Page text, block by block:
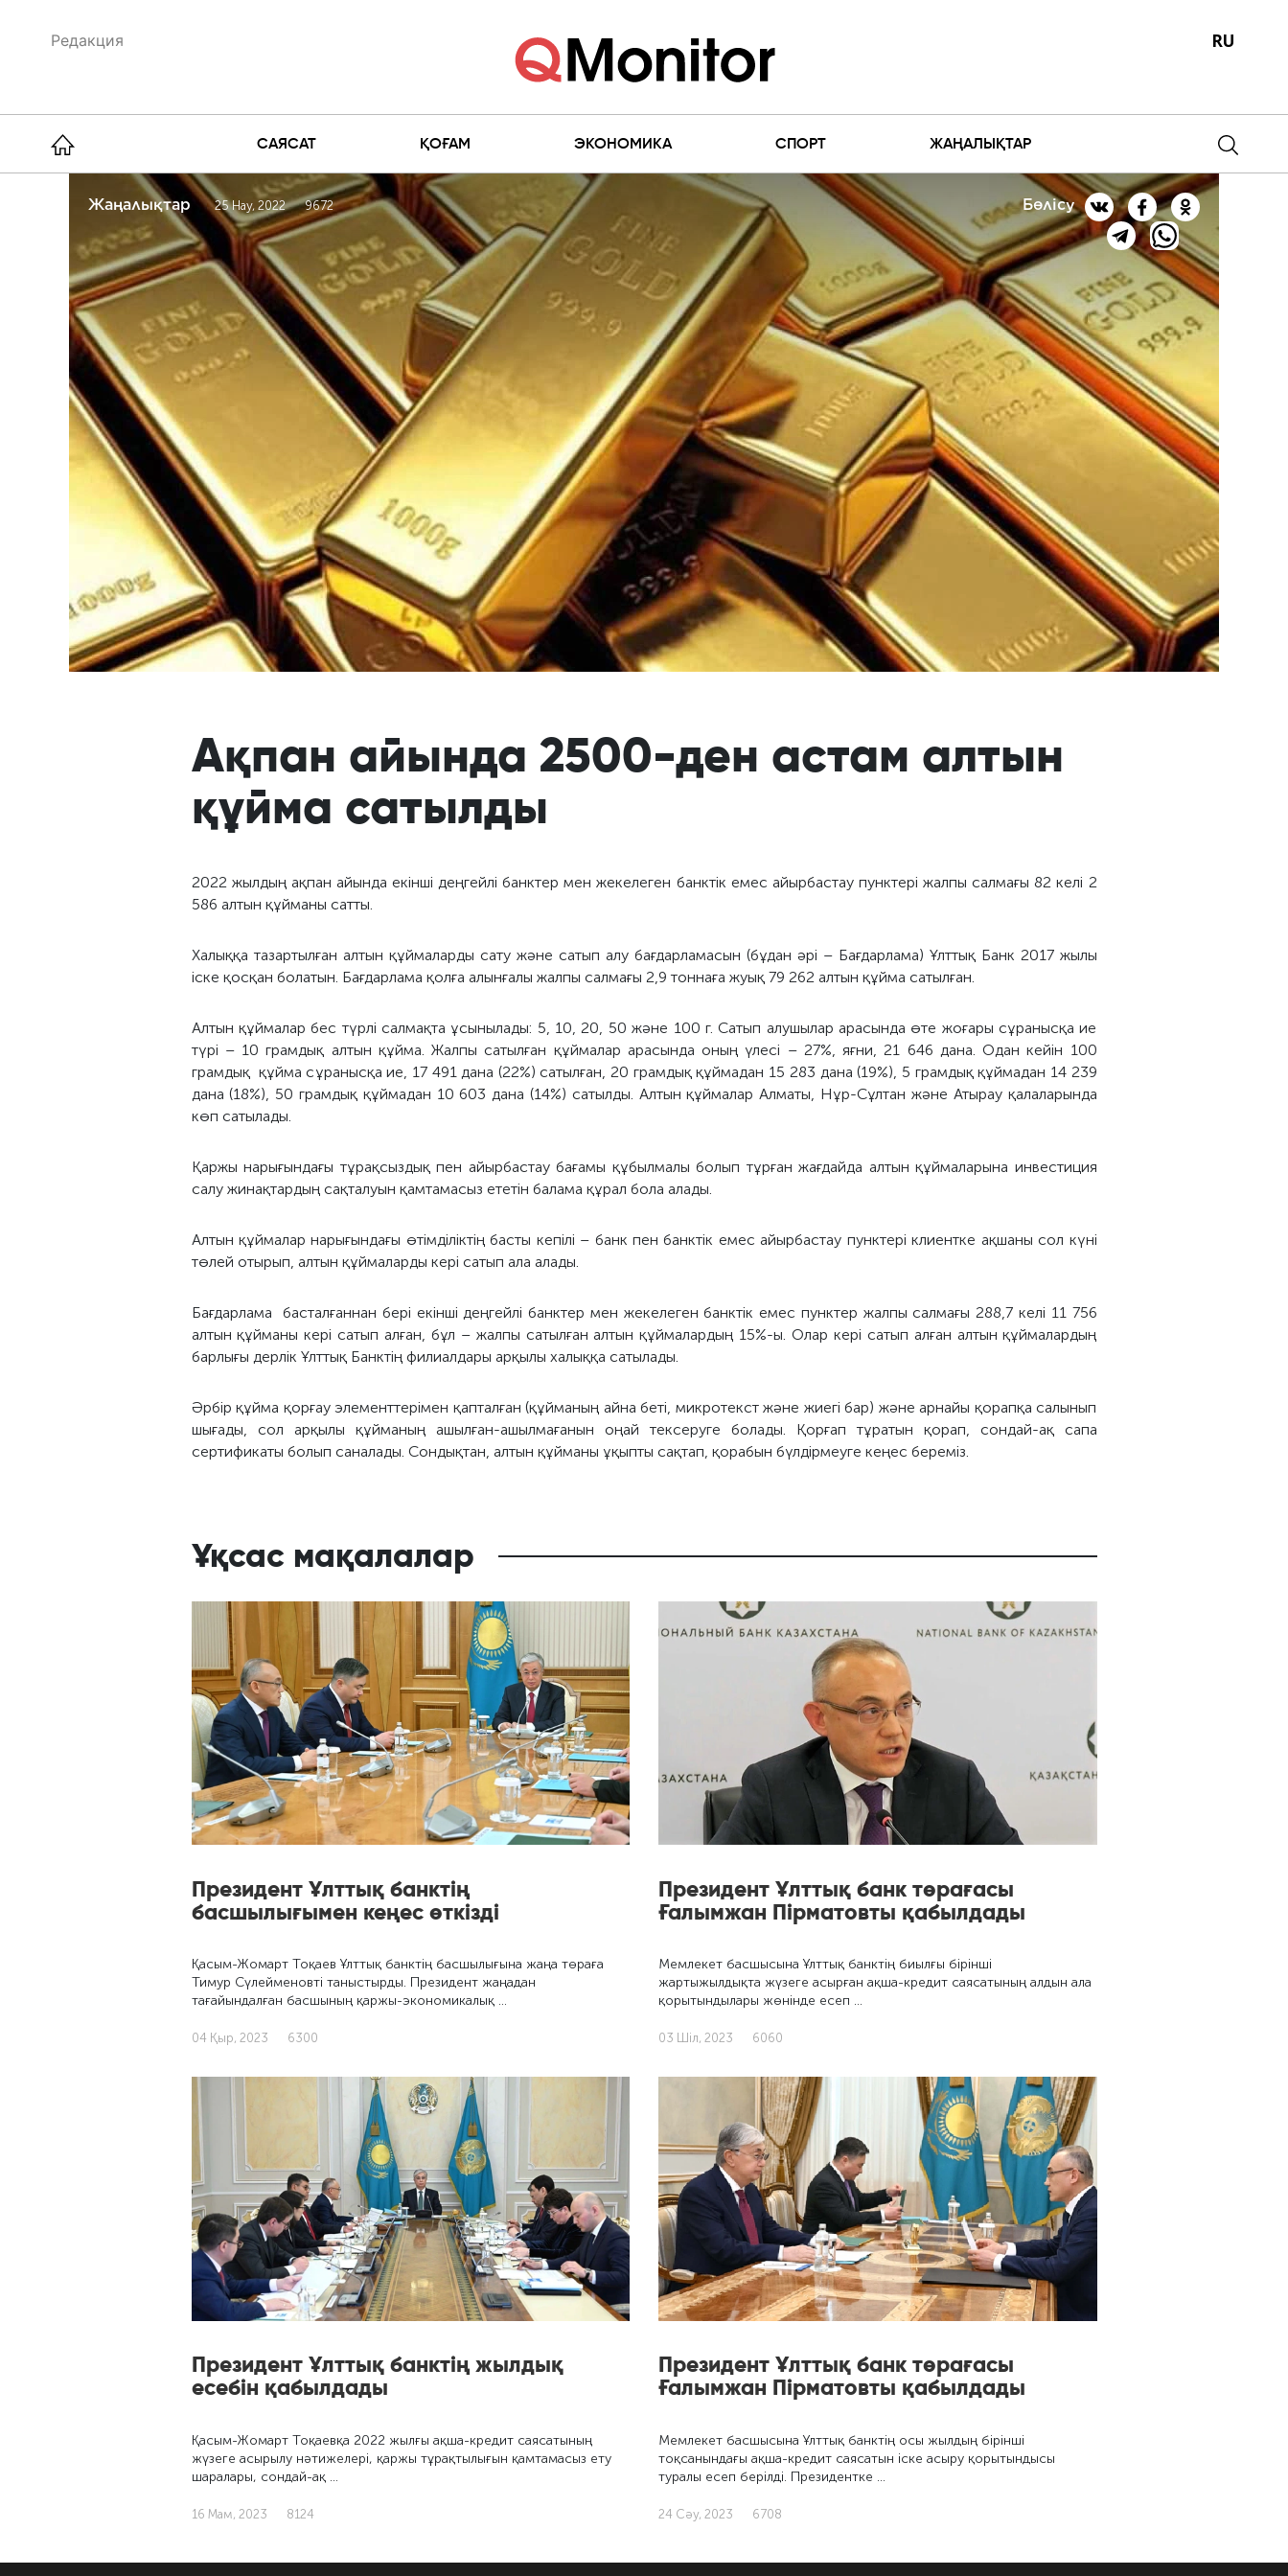
Редакция RU
САЯСАТ ҚОҒАМ ЭКОНОМИКА СПОРТ ЖАҢАЛЫҚТАР
Жаңалықтар 25 Нау, 2022 9672 Бөлісу
Ақпан айында 2500-ден астам алтын
құйма сатылды
2022 жылдың ақпан айында екінші деңгейлі банктер мен жекелеген банктік емес айырбастау пунктері жалпы салмағы 82 келі 2
586 алтын құйманы сатты.
Халыққа тазартылған алтын құймаларды сату және сатып алу бағдарламасын (бұдан әрі – Бағдарлама) Ұлттық Банк 2017 жылы
іске қосқан болатын. Бағдарлама қолға алынғалы жалпы салмағы 2,9 тоннаға жуық 79 262 алтын құйма сатылған.
Алтын құймалар бес түрлі салмақта ұсынылады: 5, 10, 20, 50 және 100 г. Сатып алушылар арасында өте жоғары сұранысқа ие
түрі – 10 грамдық алтын құйма. Жалпы сатылған құймалар арасында оның үлесі – 27%, яғни, 21 646 дана. Одан кейін 100
грамдық құйма сұранысқа ие, 17 491 дана (22%) сатылған, 20 грамдық құймадан 15 283 дана (19%), 5 грамдық құймадан 14 239
дана (18%), 50 грамдық құймадан 10 603 дана (14%) сатылды. Алтын құймалар Алматы, Нұр-Сұлтан және Атырау қалаларында
көп сатылады.
Қаржы нарығындағы тұрақсыздық пен айырбастау бағамы құбылмалы болып тұрған жағдайда алтын құймаларына инвестиция
салу жинақтардың сақталуын қамтамасыз ететін балама құрал бола алады.
Алтын құймалар нарығындағы өтімділіктің басты кепілі – банк пен банктік емес айырбастау пунктері клиентке ақшаны сол күні
төлей отырып, алтын құймаларды кері сатып ала алады.
Бағдарлама басталғаннан бері екінші деңгейлі банктер мен жекелеген банктік емес пунктер жалпы салмағы 288,7 келі 11 756
алтын құйманы кері сатып алған, бұл – жалпы сатылған алтын құймалардың 15%-ы. Олар кері сатып алған алтын құймалардың
барлығы дерлік Ұлттық Банктің филиалдары арқылы халыққа сатылады.
Әрбір құйма қорғау элементтерімен қапталған (құйманың айна беті, микротекст және жиегі бар) және арнайы қорапқа салынып
шығады, сол арқылы құйманың ашылған-ашылмағанын оңай тексеруге болады. Қорғап тұратын қорап, сондай-ақ сапа
сертификаты болып саналады. Сондықтан, алтын құйманы ұқыпты сақтап, қорабын бүлдірмеуге кеңес береміз.
Ұқсас мақалалар
Президент Ұлттық банктің
басшылығымен кеңес өткізді
Қасым-Жомарт Тоқаев Ұлттық банктің басшылығына жаңа төраға
Тимур Сүлейменовті таныстырды. Президент жаңадан
тағайындалған басшының қаржы-экономикалық …
04 Қыр, 2023 6300
Президент Ұлттық банк төрағасы
Ғалымжан Пірматовты қабылдады
Мемлекет басшысына Ұлттық банктің биылғы бірінші
жартыжылдықта жүзеге асырған ақша-кредит саясатының алдын ала
қорытындылары жөнінде есеп …
03 Шіл, 2023 6060
Президент Ұлттық банктің жылдық
есебін қабылдады
Қасым-Жомарт Тоқаевқа 2022 жылғы ақша-кредит саясатының
жүзеге асырылу нәтижелері, қаржы тұрақтылығын қамтамасыз ету
шаралары, сондай-ақ …
16 Мам, 2023 8124
Президент Ұлттық банк төрағасы
Ғалымжан Пірматовты қабылдады
Мемлекет басшысына Ұлттық банктің осы жылдың бірінші
тоқсанындағы ақша-кредит саясатын іске асыру қорытындысы
туралы есеп берілді. Президентке …
24 Сәу, 2023 6708